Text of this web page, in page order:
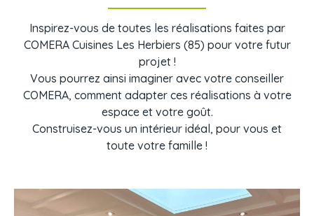
Inspirez-vous de toutes les réalisations faites par
COMERA Cuisines Les Herbiers (85) pour votre futur
projet !
Vous pourrez ainsi imaginer avec votre conseiller
COMERA, comment adapter ces réalisations à votre
espace et votre goût.
Construisez-vous un intérieur idéal, pour vous et
toute votre famille !